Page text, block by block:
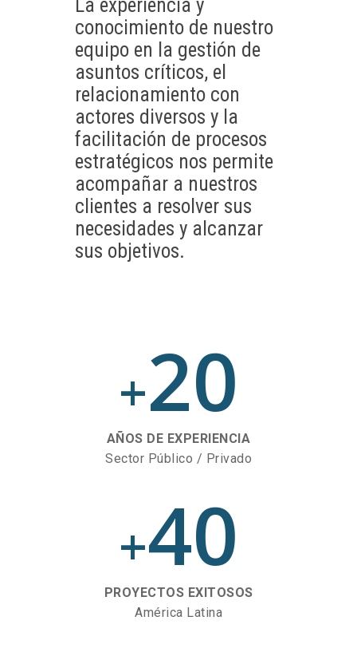
La experiencia y
conocimiento de nuestro
equipo en la gestión de
asuntos críticos, el
relacionamiento con
actores diversos y la
facilitación de procesos
estratégicos nos permite
acompañar a nuestros
clientes a resolver sus
necesidades y alcanzar
sus objetivos.
+20
AÑOS DE EXPERIENCIA
Sector Público / Privado
+40
PROYECTOS EXITOSOS
América Latina